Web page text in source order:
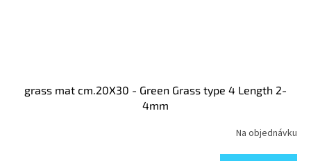
grass mat cm.20X30 - Green Grass type 4 Length 2-
4mm
Na objednávku